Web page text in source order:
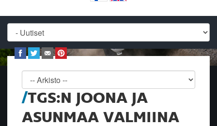
TGS:N JOONA JA
ASUNMAA VALMIINA